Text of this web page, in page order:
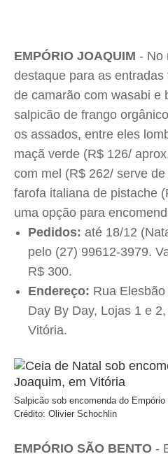
EMPÓRIO JOAQUIM - No
destaque para as
de camarão com wasabi e
salpicão de frango
os assados, entre eles
maçã verde (R$ 126/
com mel (R$ 262/ serve
farofa italiana de pistache
uma opção para
Pedidos: até 18/12
pelo (27) 99612-3979.
R$ 300.
Endereço: Rua
Day By Day, Lojas 1 e
Vitória.
Salpicão sob encomenda do Empório
Crédito: Olivier Schochlin
EMPÓRIO SÃO BENTO -